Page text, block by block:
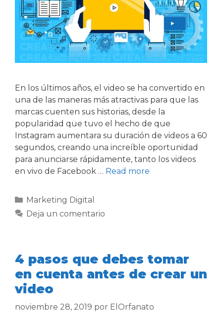
En los últimos años, el video se ha convertido en
una de las maneras más atractivas para que las
marcas cuenten sus historias, desde la
popularidad que tuvo el hecho de que
Instagram aumentara su duración de videos a 60
segundos, creando una increíble oportunidad
para anunciarse rápidamente, tanto los videos
en vivo de Facebook … Read more
Marketing Digital
Deja un comentario
4 pasos que debes tomar
en cuenta antes de crear un
video
noviembre 28, 2019 por ElOrfanato